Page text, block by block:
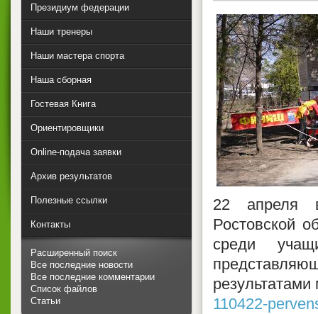
22 апреля
Ростовской
среди
110422-
Президиум федерации
Наши тренеры
Наши мастера спорта
Наша сборная
Гостевая Книга
Ориентировщики
Online-подача заявки
Архив результатов
Полезные ссылки
Контакты
Расширенный поиск
Все последние новости
Все последние комментарии
Список файлов
Статьи